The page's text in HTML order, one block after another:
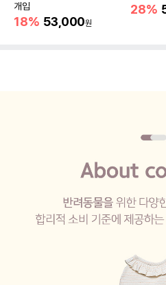
개입
18% 53,000원
28%